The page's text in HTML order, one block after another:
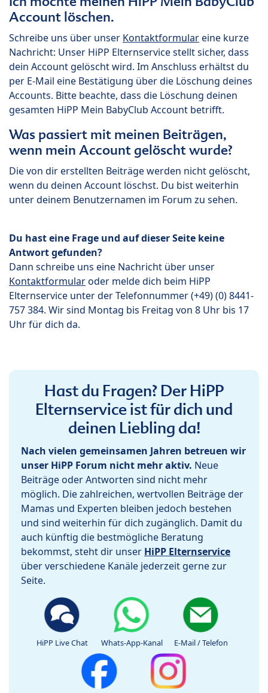
Account löschen.
Schreibe uns über unser Kontaktformulareine kurze
Nachricht: Unser HiPP Elternservice stellt sicher, dass
dein Account gelöscht wird. Im Anschluss erhältst du
per E-Mail eine Bestätigung über die Löschung deines
Accounts. Bitte beachte, dass die Löschung deinen
gesamten HiPP Mein BabyClub Account betrifft.
Was passiert mit meinen Beiträgen,
wenn mein Account gelöscht wurde?
Die von dir erstellten Beiträge werden nicht gelöscht,
wenn du deinen Account löschst. Du bist weiterhin
unter deinem Benutzernamen im Forum zu sehen.
Du hast eine Frage und auf dieser Seite keine
Antwort gefunden?
Dann schreibe uns eine Nachricht über unser
Kontaktformularoder melde dich beim HiPP
Elternservice unter der Telefonnummer (+49) (0) 8441-
757 384. Wir sind Montag bis Freitag von 8 Uhr bis 17
Uhr für dich da.
Hast du Fragen? Der HiPP
Elternservice ist für dich und
deinen Liebling da!
Nach vielen gemeinsamen Jahren betreuen wir
unser HiPP Forum nicht mehr aktiv. Neue
Beiträge oder Antworten sind nicht mehr
möglich. Die zahlreichen, wertvollen Beiträge der
Mamas und Experten bleiben jedoch bestehen
und sind weiterhin für dich zugänglich. Damit du
auch künftig die bestmögliche Beratung
bekommst, steht dir unser HiPP Elternservice
über verschiedene Kanäle jederzeit gerne zur
Seite.
HiPP Live Chat Whats-App-Kanal E-Mail / Telefon